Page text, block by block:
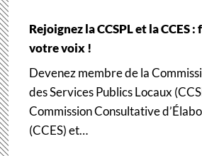
Rejoignez la CCSPL et la CCES
votre voix !
Devenez membre de la
des Services Publics Locaux
Commission Consultative
(CCES) et…